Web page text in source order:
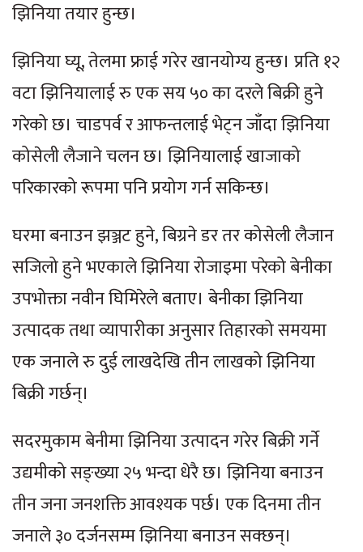
झिनिया तयार हुन्छ।
झिनिया घ्यू, तेलमा फ्राई गरेर खानयोग्य हुन्छ। प्रति १२
वटा झिनियालाई रु एक सय ५० का दरले बिक्री हुने
गरेको छ। चाडपर्व र आफन्तलाई भेट्न जाँदा झिनिया
कोसेली लैजाने चलन छ। झिनियालाई खाजाको
परिकारको रूपमा पनि प्रयोग गर्न सकिन्छ।
घरमा बनाउन झञ्जट हुने, बिग्रने डर तर कोसेली लैजान
सजिलो हुने भएकाले झिनिया रोजाइमा परेको बेनीका
उपभोक्ता नवीन घिमिरेले बताए। बेनीका झिनिया
उत्पादक तथा व्यापारीका अनुसार तिहारको समयमा
एक जनाले रु दुई लाखदेखि तीन लाखको झिनिया
बिक्री गर्छन्।
सदरमुकाम बेनीमा झिनिया उत्पादन गरेर बिक्री गर्ने
उद्यमीको सङ्ख्या २५ भन्दा धेरै छ। झिनिया बनाउन
तीन जना जनशक्ति आवश्यक पर्छ। एक दिनमा तीन
जनाले ३० दर्जनसम्म झिनिया बनाउन सक्छन्।